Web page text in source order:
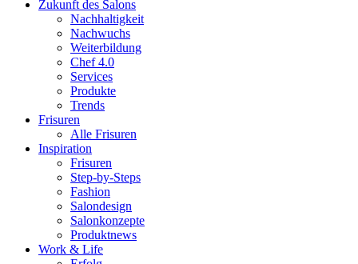
Zukunft des Salons
Nachhaltigkeit
Nachwuchs
Weiterbildung
Chef 4.0
Services
Produkte
Trends
Frisuren
Alle Frisuren
Inspiration
Frisuren
Step-by-Steps
Fashion
Salondesign
Salonkonzepte
Produktnews
Work & Life